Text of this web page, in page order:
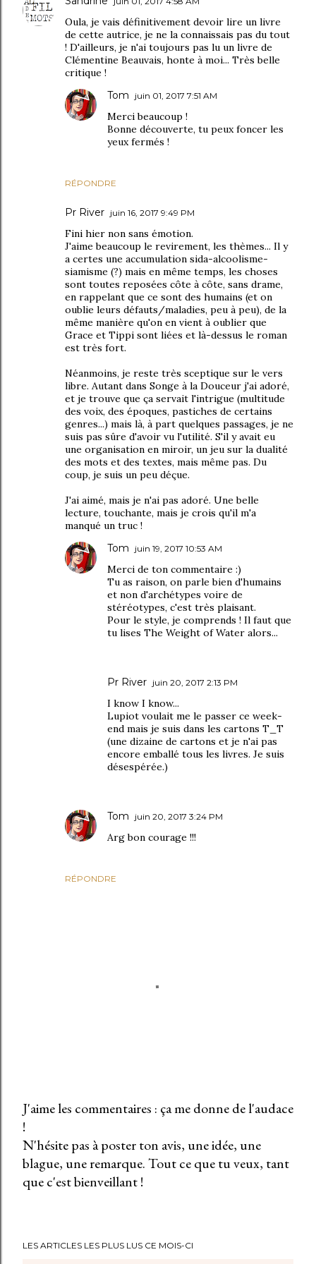
Oula, je vais définitivement devoir lire un livre
de cette autrice, je ne la connaissais pas du tout
! D'ailleurs, je n'ai toujours pas lu un livre de
Clémentine Beauvais, honte à moi... Très belle
critique !
RÉPONDRE
Tom juin 01, 2017 7:51 AM
Merci beaucoup !
Bonne découverte, tu peux foncer les
yeux fermés !
Pr River juin 16, 2017 9:49 PM
Fini hier non sans émotion.
J'aime beaucoup le revirement, les thèmes... Il y
a certes une accumulation sida-alcoolisme-
siamisme (?) mais en même temps, les choses
sont toutes reposées côte à côte, sans drame,
en rappelant que ce sont des humains (et on
oublie leurs défauts/maladies, peu à peu), de la
même manière qu'on en vient à oublier que
Grace et Tippi sont liées et là-dessus le roman
est très fort.
Néanmoins, je reste très sceptique sur le vers
libre. Autant dans Songe à la Douceur j'ai adoré,
et je trouve que ça servait l'intrigue (multitude
des voix, des époques, pastiches de certains
genres...) mais là, à part quelques passages, je ne
suis pas sûre d'avoir vu l'utilité. S'il y avait eu
une organisation en miroir, un jeu sur la dualité
des mots et des textes, mais même pas. Du
coup, je suis un peu déçue.
J'ai aimé, mais je n'ai pas adoré. Une belle
lecture, touchante, mais je crois qu'il m'a
manqué un truc !
RÉPONDRE
Tom juin 19, 2017 10:53 AM
Merci de ton commentaire :)
Tu as raison, on parle bien d'humains
et non d'archétypes voire de
stéréotypes, c'est très plaisant.
Pour le style, je comprends ! Il faut que
tu lises The Weight of Water alors...
Pr River juin 20, 2017 2:13 PM
I know I know...
Lupiot voulait me le passer ce week-
end mais je suis dans les cartons T_T
(une dizaine de cartons et je n'ai pas
encore emballé tous les livres. Je suis
désespérée.)
Tom juin 20, 2017 3:24 PM
Arg bon courage !!!
E
n
r
e
J'aime les commentaires : ça me donne de l'audace
!
N'hésite pas à poster ton avis, une idée, une
blague, une remarque. Tout ce que tu veux, tant
que c'est bienveillant !
LES ARTICLES LES PLUS LUS CE MOIS-CI